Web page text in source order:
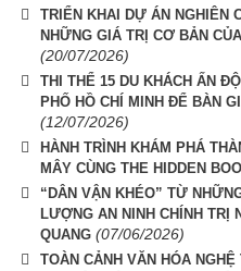
TRIỂN KHAI DỰ ÁN NGHIÊN
NHỮNG GIÁ TRỊ CƠ BẢN
(20/07/2026)
THI THỂ 15 DU KHÁCH ẤN
PHỐ HỒ CHÍ MINH ĐỂ BÀN
(12/07/2026)
HÀNH TRÌNH KHÁM PHÁ
MÂY CÙNG THE HIDDEN
“DÂN VẬN KHÉO” TỪ
LƯỢNG AN NINH CHÍNH TRỊ
QUANG (07/06/2026)
TOÀN CẢNH VĂN HÓA